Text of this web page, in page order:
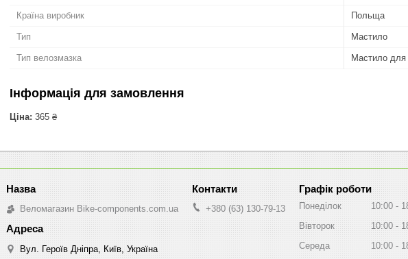
Країна виробник Польща
Тип Мастило
Тип велозмазка Мастило для
Інформація для замовлення
Ціна: 365 ₴
Веломагазин Bike-components.com.ua
Вул. Героїв Дніпра, Київ, Україна
+380 (63) 130-79-13
Графік роботи
Понеділок 10:00
Вівторок
10:00
Середа
10:00